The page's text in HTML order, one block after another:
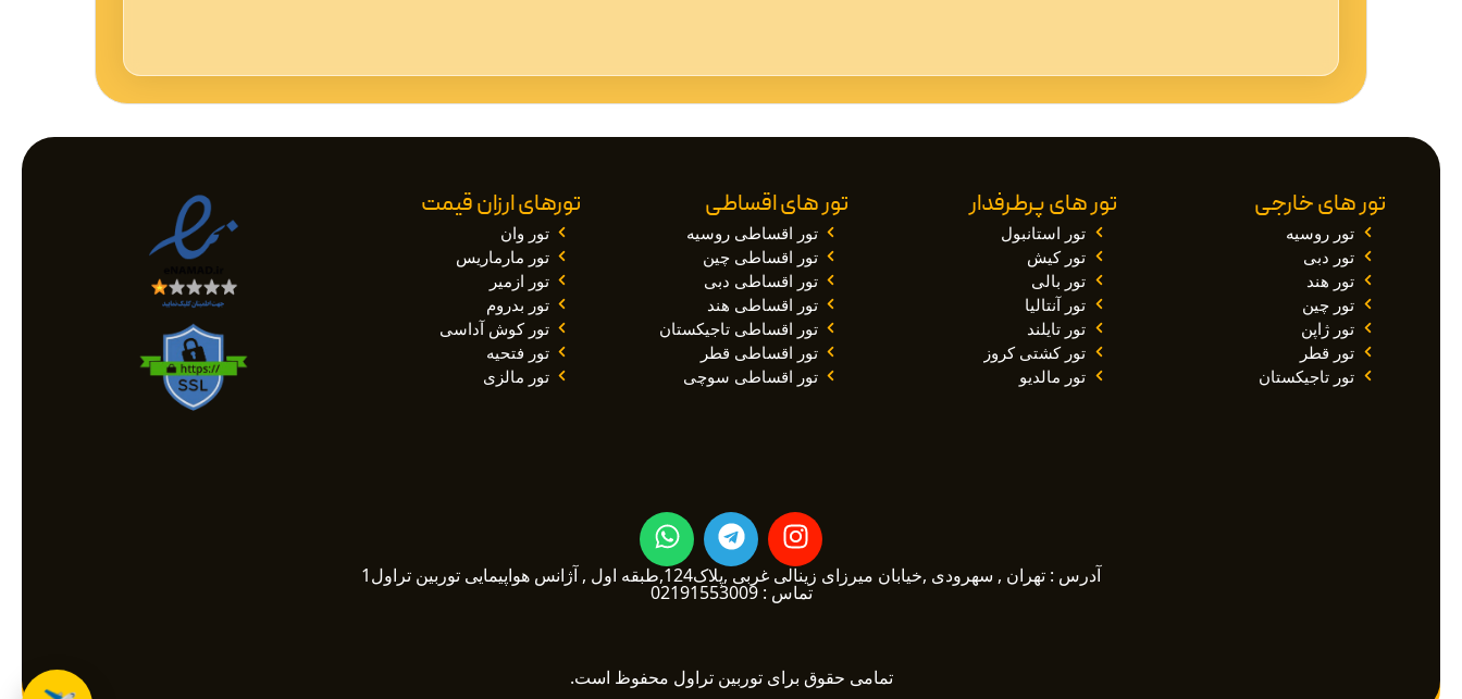
تور های خارجی
تور روسیه
تور دبی
تور هند
تور چین
تور ژاپن
تور قطر
تور تاجیکستان
تور های پرطرفدار
تور استانبول
تور کیش
تور بالی
تور آنتالیا
تور تایلند
تور کشتی کروز
تور مالدیو
تور های اقساطی
تور اقساطی روسیه
تور اقساطی چین
تور اقساطی دبی
تور اقساطی هند
تور اقساطی تاجیکستان
تور اقساطی قطر
تور اقساطی سوچی
تورهای ارزان قیمت
تور وان
تور مارماریس
تور ازمیر
تور بدروم
تور کوش آداسی
تور فتحیه
تور مالزی
I
n
s
t
g
r
T
e
l
e
a
W
h
a
t
p
آدرس : تهران , سهرودی ,خیابان میرزای زینالی غربی ,پلاک124,طبقه اول , آژانس هواپیمایی توربین تراول1
تماس : 02191553009
تمامی حقوق برای توربین تراول محفوظ است.